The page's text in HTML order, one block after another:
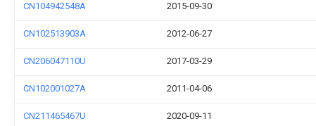
CN104942548A 2015-09-30
CN102513903A 2012-06-27
CN206047110U 2017-03-29
CN102001027A 2011-04-06
CN211465467U 2020-09-11